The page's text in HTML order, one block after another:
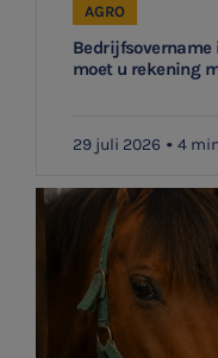
moet u rekening
AGRO
29 juli 2026 4